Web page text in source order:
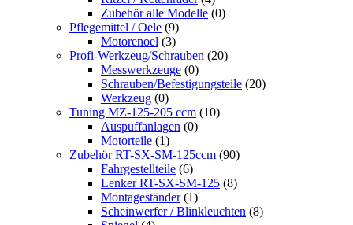
Zubehör alle Modelle (0)
Pflegemittel / Oele (9)
Motorenoel (3)
Profi-Werkzeug/Schrauben (20)
Messwerkzeuge (0)
Schrauben/Befestigungsteile (20)
Werkzeug (0)
Tuning MZ-125-205 ccm (10)
Auspuffanlagen (0)
Motorteile (1)
Zubehör RT-SX-SM-125ccm (90)
Fahrgestellteile (6)
Lenker RT-SX-SM-125 (8)
Montageständer (1)
Scheinwerfer / Blinkleuchten (8)